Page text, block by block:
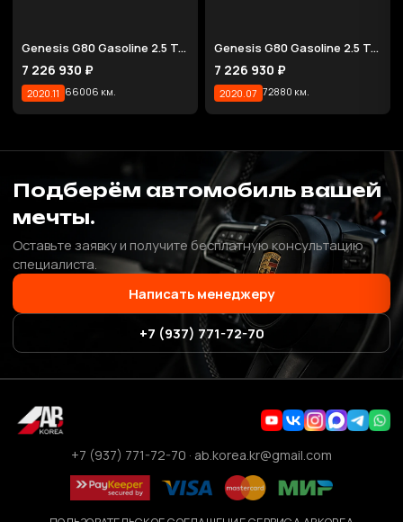
Genesis G80 Gasoline 2.5 Turbo 2WD
7 226 930 ₽
2020.11 66006 км.
Genesis G80 Gasoline 2.5 Turbo 2WD
7 226 930 ₽
2020.07 72880 км.
Подберём автомобиль вашей
мечты.
Оставьте заявку и получите бесплатную консультацию
специалиста.
Написать менеджеру
+7 (937) 771-72-70
+7 (937) 771-72-70 · ab.korea.kr@gmail.com